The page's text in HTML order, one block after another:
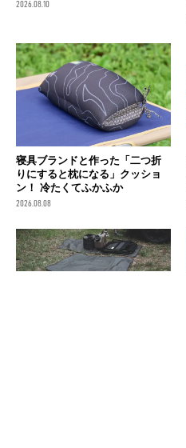
2026.08.10
寝具ブランドと作った「二つ折
りにすると枕になる」クッショ
ン！ 冷たくてふかふか
2026.08.08